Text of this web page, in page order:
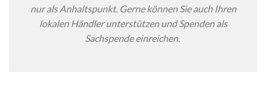
nur als Anhaltspunkt. Gerne können Sie auch Ihren
lokalen Händler unterstützen und Spenden als
Sachspende einreichen.